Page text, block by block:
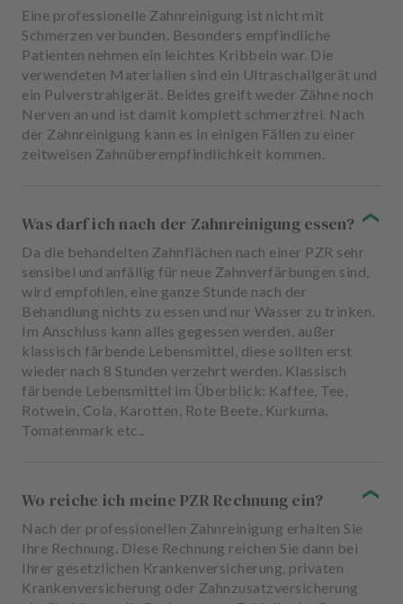
Eine professionelle Zahnreinigung ist nicht mit
Schmerzen verbunden. Besonders empfindliche
Patienten nehmen ein leichtes Kribbeln war. Die
verwendeten Materialien sind ein Ultraschallgerät und
ein Pulverstrahlgerät. Beides greift weder Zähne noch
Nerven an und ist damit komplett schmerzfrei. Nach
der Zahnreinigung kann es in einigen Fällen zu einer
zeitweisen Zahnüberempfindlichkeit kommen.
Was darf ich nach der Zahnreinigung essen?
Da die behandelten Zahnflächen nach einer PZR sehr
sensibel und anfällig für neue Zahnverfärbungen sind,
wird empfohlen, eine ganze Stunde nach der
Behandlung nichts zu essen und nur Wasser zu trinken.
Im Anschluss kann alles gegessen werden, außer
klassisch färbende Lebensmittel, diese sollten erst
wieder nach 8 Stunden verzehrt werden. Klassisch
färbende Lebensmittel im Überblick: Kaffee, Tee,
Rotwein, Cola, Karotten, Rote Beete, Kurkuma,
Tomatenmark etc..
Wo reiche ich meine PZR Rechnung ein?
Nach der professionellen Zahnreinigung erhalten Sie
Ihre Rechnung. Diese Rechnung reichen Sie dann bei
Ihrer gesetzlichen Krankenversicherung, privaten
Krankenversicherung oder Zahnzusatzversicherung